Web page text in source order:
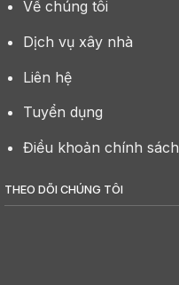
Về chúng tôi
Dịch vụ xây nhà
Liên hệ
Tuyển dụng
Điều khoản chính sách
THEO DÕI CHÚNG TÔI